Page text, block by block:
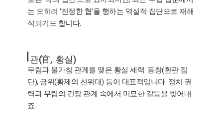
는 오히려 ‘진정한 협’을 행하는 역설적 집단으로 재해
석되기도 합니다.
관(官, 황실)
무림과 불가침 관계를 맺은 황실 세력. 동창(환관 집
단), 금위(황제의 친위대) 등이 대표적입니다. 정치 권
력과 무림의 긴장 관계 속에서 미묘한 갈등을 빚어내
죠.